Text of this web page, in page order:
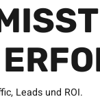
Leads und ROI.